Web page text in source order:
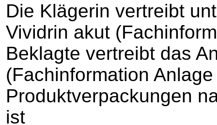
Die Klägerin vertreibt
Vividrin akut
Beklagte vertreibt das
(Fachinformation
Produktverpackungen
ist